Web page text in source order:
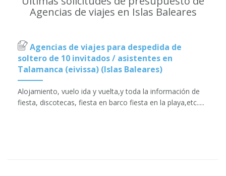
Agencias de viajes en Islas Baleares
Agencias de viajes para despedida de
soltero de 10 invitados / asistentes en
Talamanca (eivissa) (Islas Baleares)
Alojamiento, vuelo ida y vuelta,y toda la información de
fiesta, discotecas, fiesta en barco fiesta en la playa,etc.....